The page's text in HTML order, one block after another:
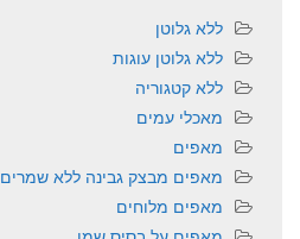
ללא גלוטן
ללא גלוטן עוגות
ללא קטגוריה
מאכלי עמים
מאפים
מאפים מבצק גבינה ללא שמרים
מאפים מלוחים